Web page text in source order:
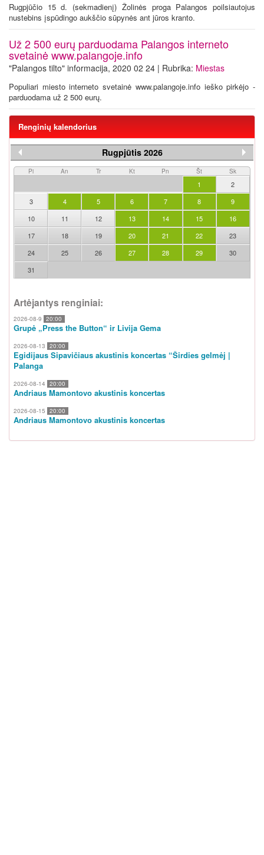
Rugpjūčio 15 d. (sekmadienį) Žolinės proga Palangos poilsiautojus
nustebins įspūdingo aukščio sūpynės ant jūros kranto.
Už 2 500 eurų parduodama Palangos interneto
svetainė www.palangoje.info
"Palangos tilto" informacija, 2020 02 24 | Rubrika: Miestas
Populiari miesto interneto svetainė www.palangoje.info ieško pirkėjo -
parduodama už 2 500 eurų.
Renginių kalendorius
Rugpjūtis 2026
Pi An Tr Kt Pn Št Sk
1
2
3
4 5 6 7 8
9
10
11 12 13 14 15
16
17
18 19 20 21 22
23
24
25 26 27 28 29
30
31
Artėjantys renginiai:
2026-08-9 20:00
Grupė „Press the Button“ ir Livija Gema
2026-08-13 20:00
Egidijaus Sipavičiaus akustinis koncertas “Širdies gelmėj |
Palanga
2026-08-14 20:00
Andriaus Mamontovo akustinis koncertas
2026-08-15 20:00
Andriaus Mamontovo akustinis koncertas